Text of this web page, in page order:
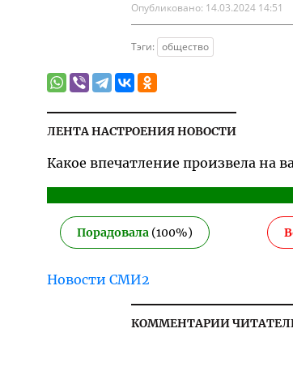
Опубликовано: 14.03.2024 14:51
Тэги: общество
ЛЕНТА НАСТРОЕНИЯ НОВОСТИ
Какое впечатление произвела на
Порадовала(100%)
Новости СМИ2
КОММЕНТАРИИ